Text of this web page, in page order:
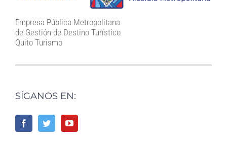
Empresa Pública Metropolitana
de Gestión de Destino Turístico
Quito Turismo
SÍGANOS EN: